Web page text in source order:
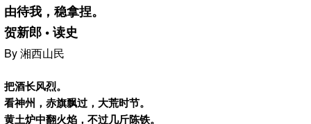
由待我，稳拿捏。
贺新郎 • 读史
By 湘西山民
把酒长风烈。
看神州，赤旗飘过，大荒时节。
黄土炉中翻火焰，不过几斤陈铁。